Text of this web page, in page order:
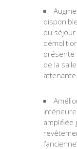
du séjour
présente
de la
attenante.
amplifiée